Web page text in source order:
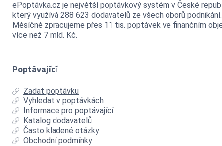
ePoptávka.cz je největší poptávkový systém v České
který využívá 288 623 dodavatelů ze všech oborů podnikání.
Měsíčně zpracujeme přes 11 tis. poptávek ve finančním
více než 7 mld. Kč.
Poptávající
Zadat poptávku
Vyhledat v poptávkách
Informace pro poptávající
Katalog dodavatelů
Často kladené otázky
Obchodní podmínky